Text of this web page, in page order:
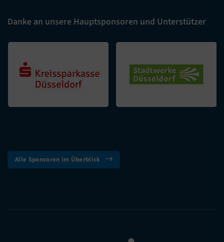
Danke an unsere Hauptsponsoren und Unterstützer
Alle Sponsoren im Überblick